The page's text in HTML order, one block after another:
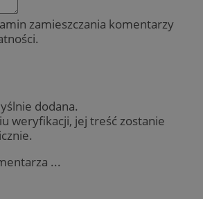
zamieszczania komentarzy
dodana.
weryfikacji, jej treść zostanie
...